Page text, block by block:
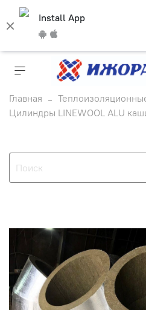
Install App
Главная
Цилиндры LINEWOOL ALU